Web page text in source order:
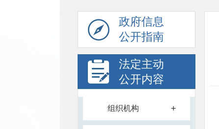
政府信息
公开指南
法定主动
公开内容
组织机构 +